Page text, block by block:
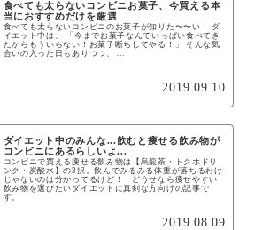
食べても太らないコンビニお菓子、今買える本
当におすすめだけを厳選
食べても太らないコンビニのお菓子が知りた〜〜い！ ダ
イエット中は、 「今までお菓子なんていっぱい食べてき
たからもういらない！お菓子断ちしてやる！」 そんな気
合いの入った日もありつつ、 ...
2019.09.10
ダイエット中のみんな...飲むと痩せる飲み物が
コンビニにあるらしいよ...
コンビニで買える痩せる飲み物は【烏龍茶・トクホドリ
ンク・炭酸水】の3択。飲んでみるみる体重が落ちるわけ
じゃないのは分かってるけど！！どうせなら痩せやすい
飲み物を選びたいダイエットに真剣な方向けの記事で
す。
2019.08.09